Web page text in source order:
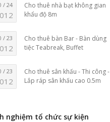
/ 24
Cho thuê nhà bạt không gian
khẩu độ 8m
/ 23
Cho thuê bàn Bar - Bàn dùng
tiệc Teabreak, Buffet
/ 23
Cho thuê sân khấu - Thi công -
Lắp ráp sân khấu cao 0.5m
nghiệm tổ chức sự kiện